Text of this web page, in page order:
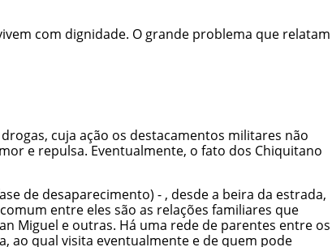
com dignidade. O grande problema que relatam
cuja ação os destacamentos militares não
e repulsa. Eventualmente, o fato dos Chiquitano
de desaparecimento) - , desde a beira da estrada,
entre eles são as relações familiares que
Miguel e outras. Há uma rede de parentes entre os
ao qual visita eventualmente e de quem pode